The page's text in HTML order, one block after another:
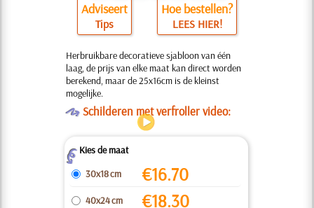
Adviseert
Tips
Hoe bestellen?
LEES HIER!
Herbruikbare decoratieve sjabloon van één
laag, de prijs van elke maat kan direct worden
berekend, maar de 25x16cm is de kleinst
mogelijke.
OSchilderen met verfroller video:
ZKies de maat
30x18 cm
€16.70
40x24 cm €18.30